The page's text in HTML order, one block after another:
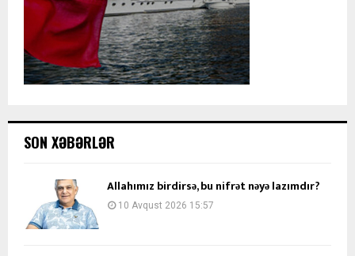
SON XƏBƏRLƏR
Allahımız birdirsə, bu nifrət nəyə lazımdır?
10 Avqust 2026 15:57